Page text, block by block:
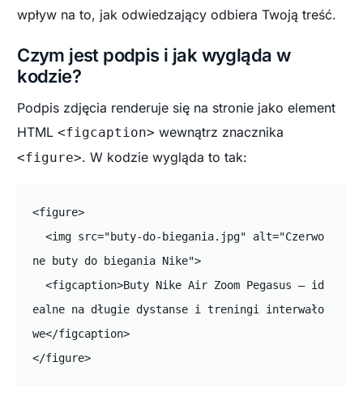
wpływ na to, jak odwiedzający odbiera Twoją treść.
Czym jest podpis i jak wygląda w
kodzie?
Podpis zdjęcia renderuje się na stronie jako element
HTML<figcaption> wewnątrz znacznika
<figure>. W kodzie wygląda to tak:
<figure>
  <img src="buty-do-biegania.jpg" alt="Czerwo
ne buty do biegania Nike">
  <figcaption>Buty Nike Air Zoom Pegasus – id
ealne na długie dystanse i treningi interwało
we</figcaption>
</figure>